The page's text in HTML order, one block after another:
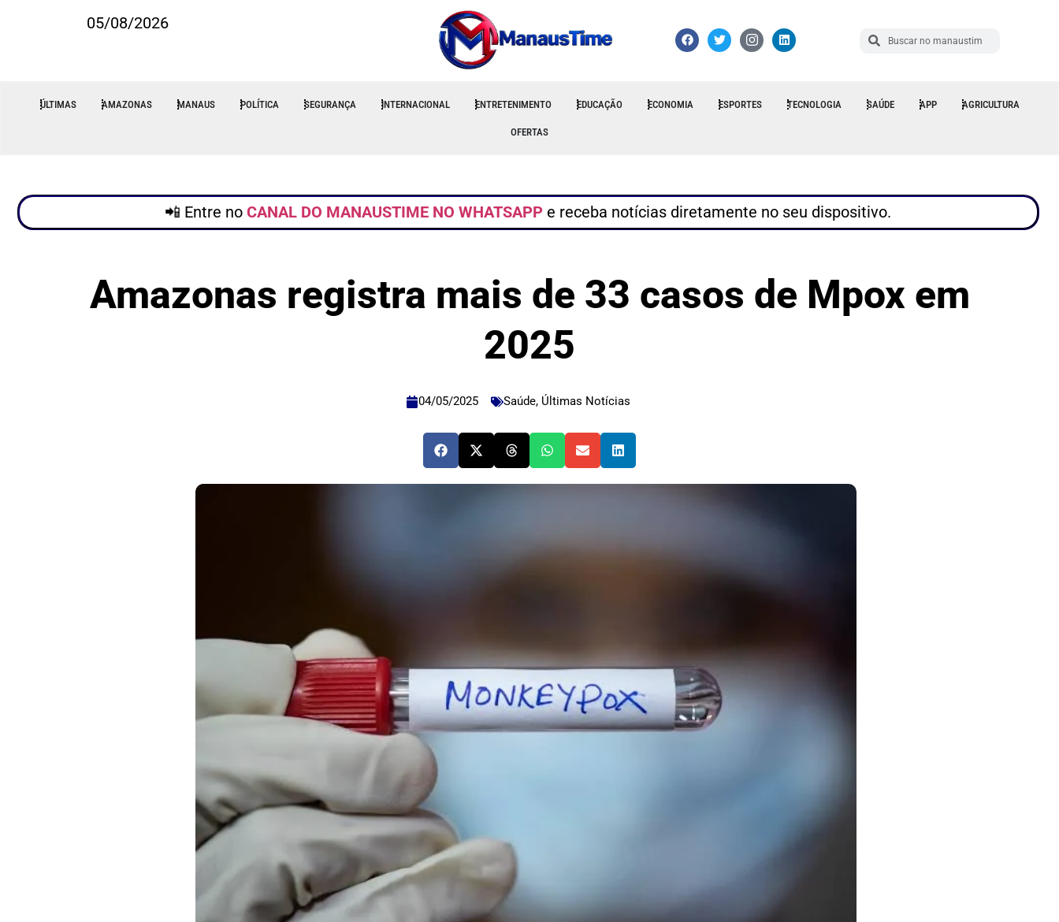
05/08/2026
ÚLTIMAS AMAZONAS MANAUS POLÍTICA SEGURANÇA INTERNACIONAL ENTRETENIMENTO EDUCAÇÃO ECONOMIA ESPORTES TECNOLOGIA SAÚDE APP AGRICULTURA
OFERTAS
📲 Entre no CANAL DO MANAUSTIME NO WHATSAPP e receba notícias diretamente no seu dispositivo.
Amazonas registra mais de 33 casos de Mpox em
2025
04/05/2025 Saúde, Últimas Notícias